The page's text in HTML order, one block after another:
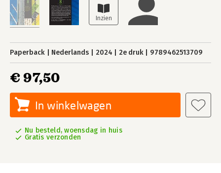
Paperback Nederlands 2024 2e druk 9789462513709
€ 97,50
In winkelwagen
Nu besteld, woensdag in huis
Gratis verzonden